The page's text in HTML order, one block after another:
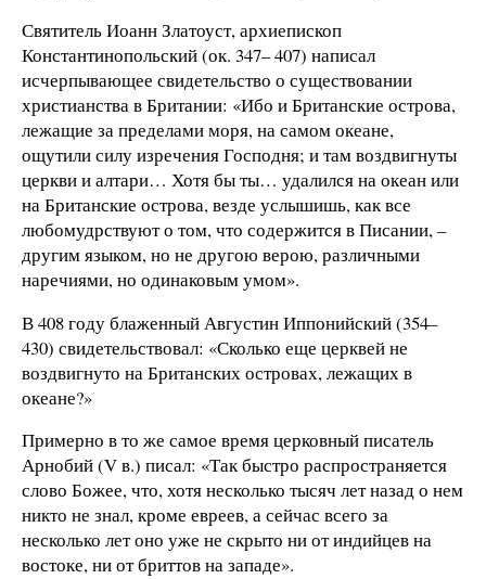
Святитель Иоанн Златоуст, архиепископ
Константинопольский (ок. 347– 407) написал
исчерпывающее свидетельство о существовании
христианства в Британии: «Ибо и Британские острова,
лежащие за пределами моря, на самом океане,
ощутили силу изречения Господня; и там воздвигнуты
церкви и алтари… Хотя бы ты… удалился на океан или
на Британские острова, везде услышишь, как все
любомудрствуют о том, что содержится в Писании, –
другим языком, но не другою верою, различными
наречиями, но одинаковым умом».
В 408 году блаженный Августин Иппонийский (354–
430) свидетельствовал: «Сколько еще церквей не
воздвигнуто на Британских островах, лежащих в
океане?»
Примерно в то же самое время церковный писатель
Арнобий (V в.) писал: «Так быстро распространяется
слово Божее, что, хотя несколько тысяч лет назад о нем
никто не знал, кроме евреев, а сейчас всего за
несколько лет оно уже не скрыто ни от индийцев на
востоке, ни от бриттов на западе».